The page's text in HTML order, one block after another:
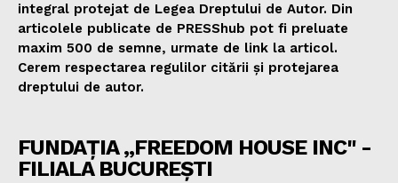
integral protejat de Legea Dreptului de Autor. Din
articolele publicate de PRESShub pot fi preluate
maxim 500 de semne, urmate de link la articol.
Cerem respectarea regulilor citării și protejarea
dreptului de autor.
FUNDAȚIA „FREEDOM HOUSE INC" -
FILIALA BUCUREȘTI